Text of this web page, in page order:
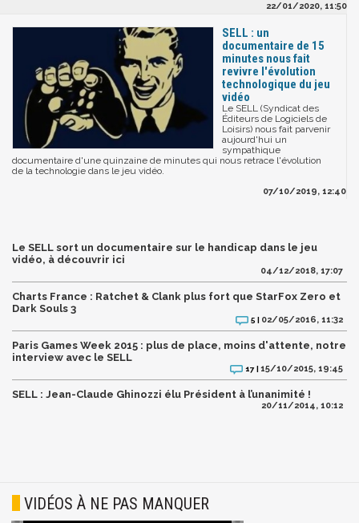
22/01/2020, 11:50
SELL : un
documentaire de 15
minutes nous fait
revivre l'évolution
technologique du jeu
vidéo
Le SELL (Syndicat des
Éditeurs de Logiciels de
Loisirs) nous fait parvenir
aujourd'hui un
sympathique
documentaire d'une quinzaine de minutes qui nous retrace l'évolution
de la technologie dans le jeu vidéo.
07/10/2019, 12:40
Le SELL sort un documentaire sur le handicap dans le jeu
vidéo, à découvrir ici
04/12/2018, 17:07
Charts France : Ratchet & Clank plus fort que StarFox Zero et
Dark Souls 3
5 | 02/05/2016, 11:32
Paris Games Week 2015 : plus de place, moins d'attente, notre
interview avec le SELL
17 | 15/10/2015, 19:45
SELL : Jean-Claude Ghinozzi élu Président à l’unanimité !
20/11/2014, 10:12
VIDÉOS À NE PAS MANQUER